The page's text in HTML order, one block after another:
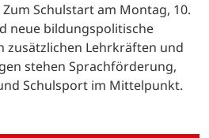
Schulstart am Montag, 10.
neue bildungspolitische
zusätzlichen Lehrkräften und
stehen Sprachförderung,
Schulsport im Mittelpunkt.